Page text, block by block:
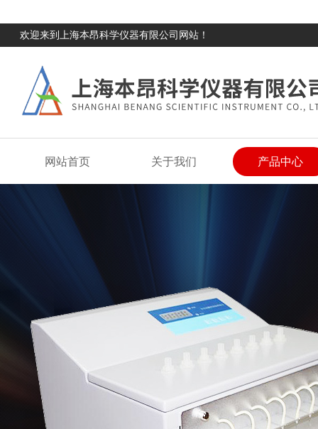
欢迎来到上海本昂科学仪器有限公司网站！
网站首页 关于我们 产品中心